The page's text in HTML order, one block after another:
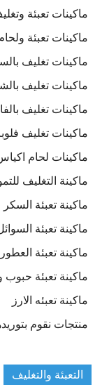
ماكينات تعبئة
ماكينات تعبئة
ماكينات تغليف
ماكينات تغليف
ماكينات تغليف
ماكينات تغليف
ماكينات لحام
ماكينة التغليف
ماكينة تعبئة السكر
ماكينة تعبئة
ماكينة تعبئة العطور
ماكينة تعبئة حبوب
ماكينة تعبئه الارز
منتجات نقوم
التعبئة والتغليف